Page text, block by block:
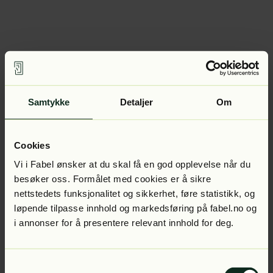
Samtykke Detaljer Om
Cookies
Vi i Fabel ønsker at du skal få en god opplevelse når du
besøker oss. Formålet med cookies er å sikre
nettstedets funksjonalitet og sikkerhet, føre statistikk, og
løpende tilpasse innhold og markedsføring på fabel.no og
i annonser for å presentere relevant innhold for deg.